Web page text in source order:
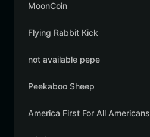
MoonCoin
Flying Rabbit Kick
not available pepe
Peekaboo Sheep
America First For All Americans